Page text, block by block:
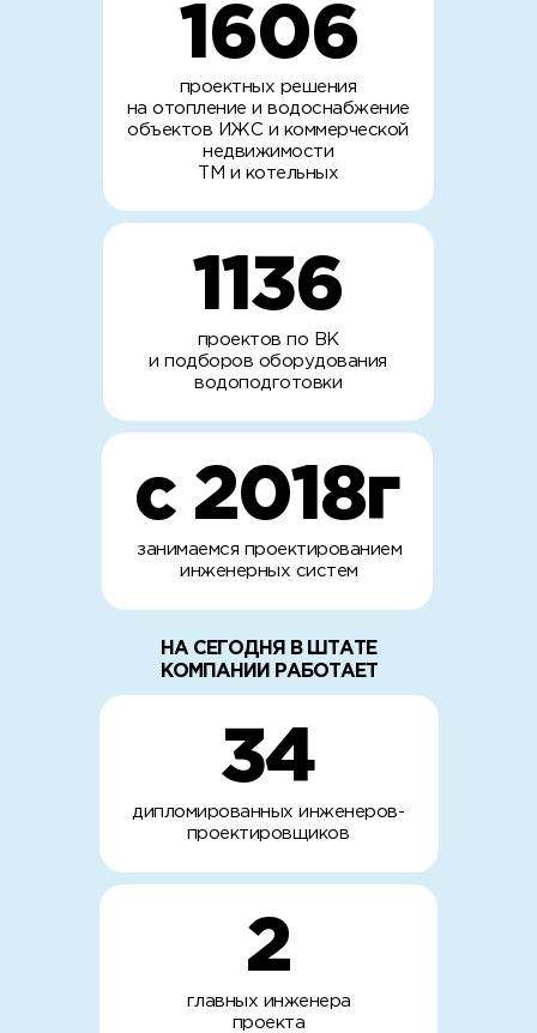
1606
1136
проектных решения
на отопление и водоснабжение
объектов ИЖС и коммерческой
недвижимости
ТМ и котельных
проектов по ВК
и подборов оборудования
водоподготовки
занимаемся проектированием
инженерных систем
дипломированных инженеров-
проектировщиков
главных инженера
проекта
НА СЕГОДНЯ В ШТАТЕ
КОМПАНИИ РАБОТАЕТ
с 2018г
34
2